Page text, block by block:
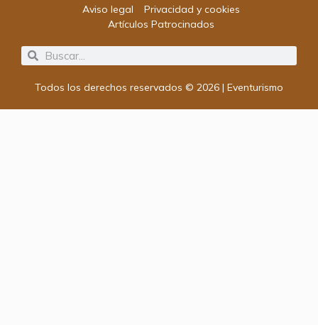
Todos los derechos reservados © 2026 | Eventurismo
SearchSearch
Aviso legal
Privacidad y cookies
Artículos Patrocinados